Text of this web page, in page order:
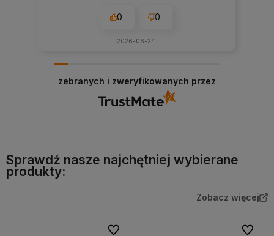
0 0
2026-06-24
zebranych i zweryfikowanych przez
Sprawdź nasze najchętniej wybierane
produkty:
Zobacz więcej
Do ulubionych Do